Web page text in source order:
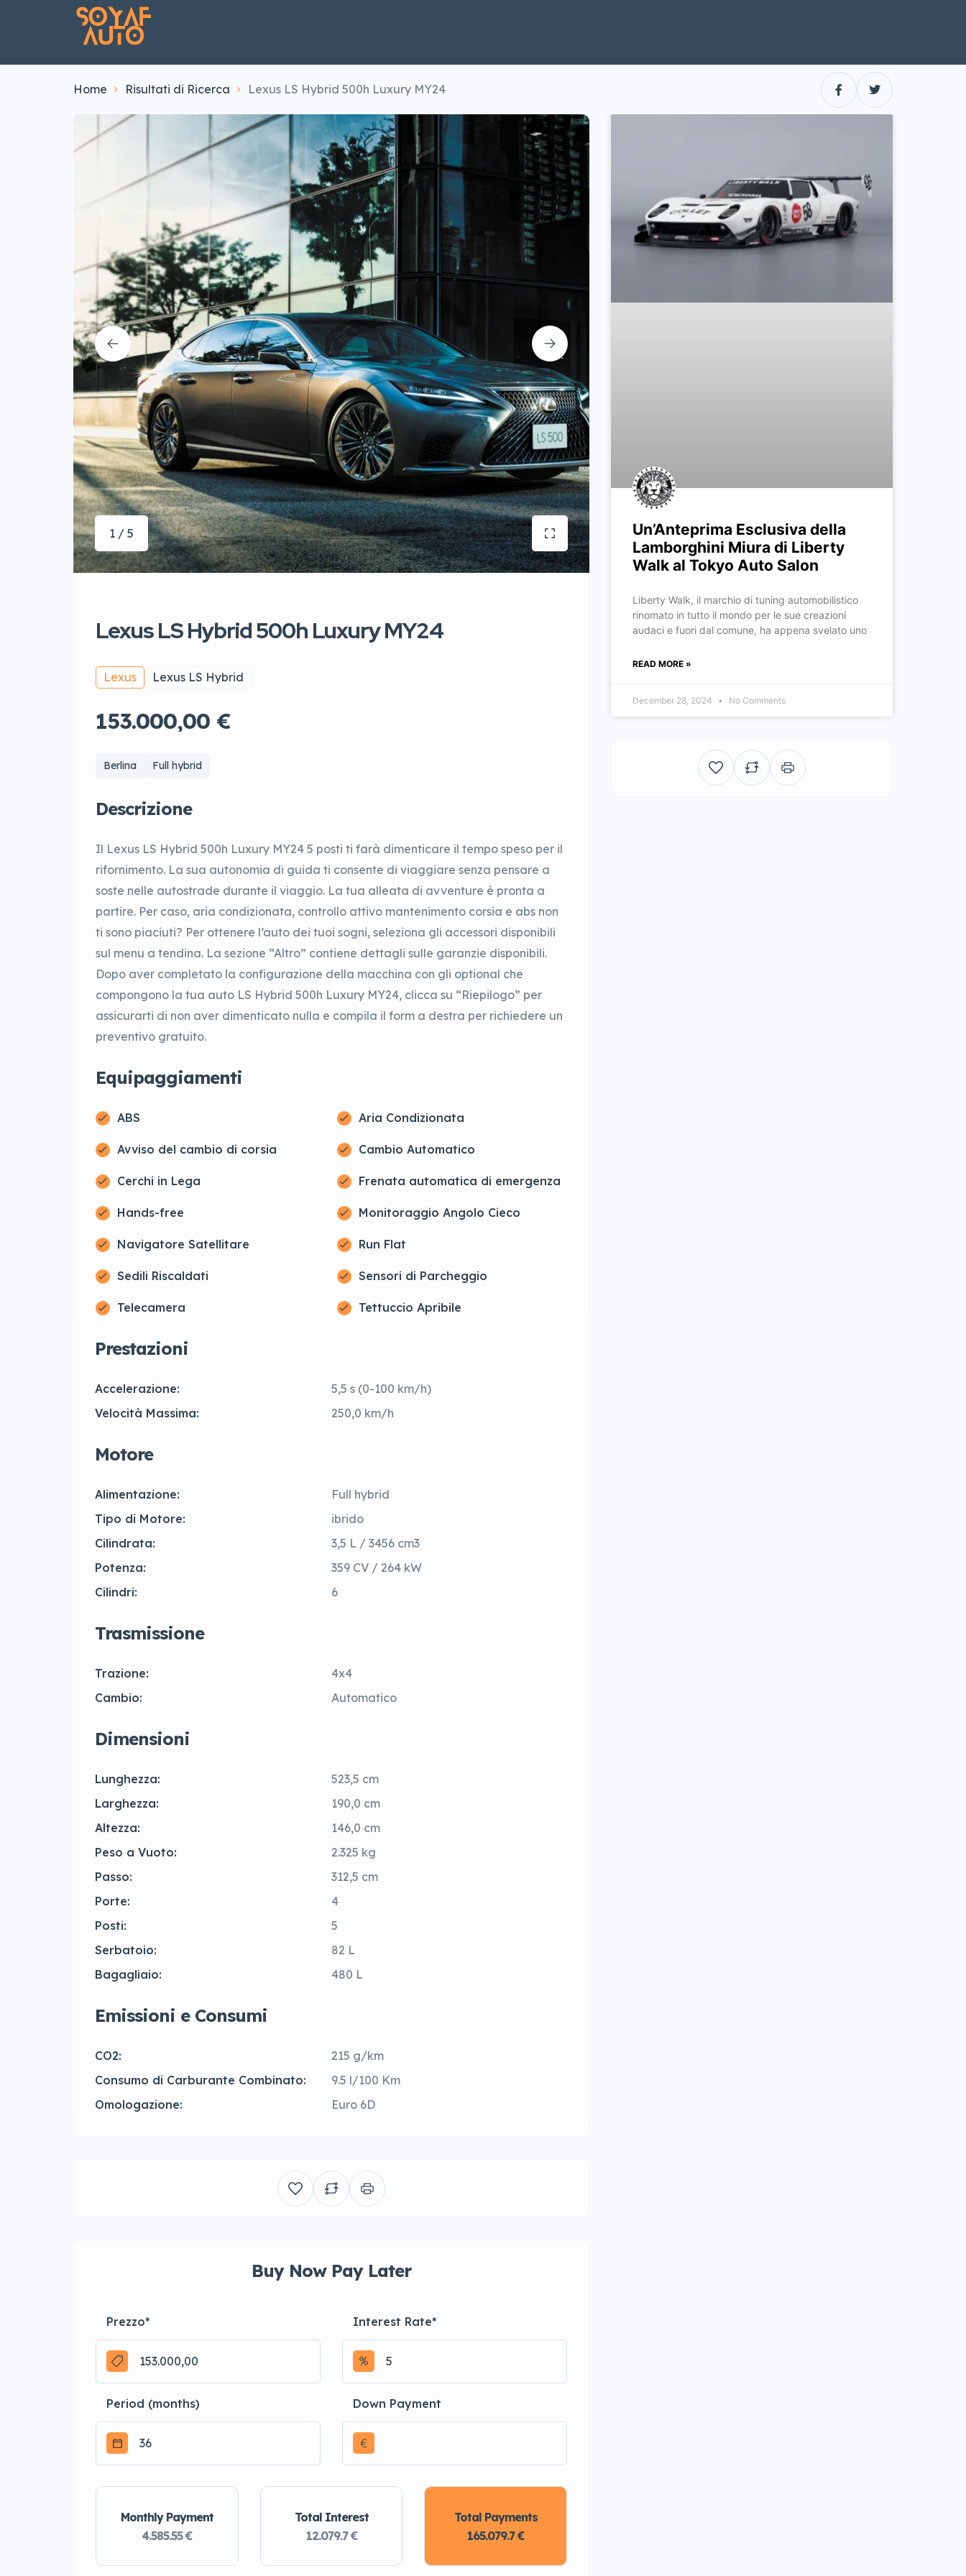
Home Risultati di Ricerca Lexus LS Hybrid 500h Luxury MY24
1 / 5
Lexus LS Hybrid 500h Luxury MY24
Lexus Lexus LS Hybrid
153.000,00 €
Berlina Full hybrid
Descrizione
Il Lexus LS Hybrid 500h Luxury MY24 5 posti ti farà dimenticare il tempo speso per il
rifornimento. La sua autonomia di guida ti consente di viaggiare senza pensare a
soste nelle autostrade durante il viaggio. La tua alleata di avventure è pronta a
partire. Per caso, aria condizionata, controllo attivo mantenimento corsia e abs non
ti sono piaciuti? Per ottenere l’auto dei tuoi sogni, seleziona gli accessori disponibili
sul menu a tendina. La sezione “Altro” contiene dettagli sulle garanzie disponibili.
Dopo aver completato la configurazione della macchina con gli optional che
compongono la tua auto LS Hybrid 500h Luxury MY24, clicca su “Riepilogo” per
assicurarti di non aver dimenticato nulla e compila il form a destra per richiedere un
preventivo gratuito.
Equipaggiamenti
ABS Aria Condizionata
Avviso del cambio di corsia Cambio Automatico
Cerchi in Lega Frenata automatica di emergenza
Hands-free Monitoraggio Angolo Cieco
Navigatore Satellitare Run Flat
Sedili Riscaldati Sensori di Parcheggio
Telecamera Tettuccio Apribile
Prestazioni
Accelerazione:
5,5 s (0-100 km/h)
Velocità Massima:
250,0 km/h
Motore
Alimentazione:
Full hybrid
Tipo di Motore:
ibrido
Cilindrata:
3,5 L / 3456 cm3
Potenza:
359 CV / 264 kW
Cilindri:
6
Trasmissione
Trazione:
4x4
Cambio:
Automatico
Dimensioni
Lunghezza:
523,5 cm
Larghezza:
190,0 cm
Altezza:
146,0 cm
Peso a Vuoto:
2.325 kg
Passo:
312,5 cm
Porte:
4
Posti:
5
Serbatoio:
82 L
Bagagliaio:
480 L
Emissioni e Consumi
CO2:
215 g/km
Consumo di Carburante Combinato:
9.5 l/100 Km
Omologazione:
Euro 6D
Buy Now Pay Later
Prezzo* Interest Rate*
Period (months) Down Payment
€
Monthly Payment
4.585.55 €
Total Interest
12.079.7 €
Total Payments
165.079.7 €
Un’Anteprima Esclusiva della
Lamborghini Miura di Liberty
Walk al Tokyo Auto Salon
Liberty Walk, il marchio di tuning automobilistico
rinomato in tutto il mondo per le sue creazioni
audaci e fuori dal comune, ha appena svelato uno
READ MORE »
December 28, 2024 No Comments